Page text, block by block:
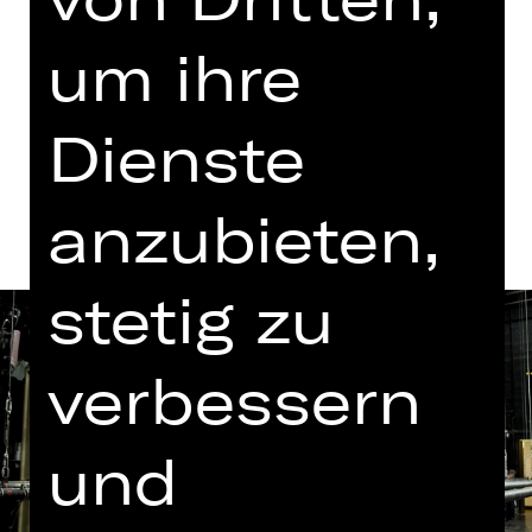
Tickets
Termine und Besetzung
um ihre
Dienste
anzubieten,
stetig zu
verbessern
und